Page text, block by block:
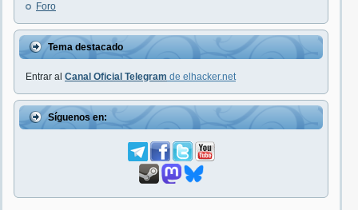
Foro
Tema destacado
Entrar al Canal Oficial Telegram de elhacker.net
Síguenos en: